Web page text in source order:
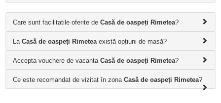
Care sunt facilitatile oferite de Casă de oaspeți Rimetea?
La Casă de oaspeți Rimetea există opțiuni de masă?
Accepta vouchere de vacanta Casă de oaspeți Rimetea?
Ce este recomandat de vizitat în zona Casă de oaspeți Rimetea?